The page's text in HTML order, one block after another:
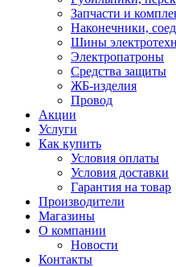
Запчасти и
Наконечники,
Шины
Электропатроны
Средства защиты
ЖБ-изделия
Провод
Акции
Услуги
Как купить
Условия оплаты
Условия доставки
Гарантия на товар
Производители
Магазины
О компании
Новости
Контакты